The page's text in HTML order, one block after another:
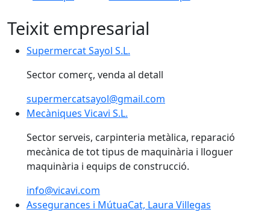
Teixit empresarial
Supermercat Sayol S.L.
Sector comerç, venda al detall
supermercatsayol@gmail.com
Mecàniques Vicavi S.L.
Sector serveis, carpinteria metàlica, reparació
mecànica de tot tipus de maquinària i lloguer
maquinària i equips de construcció.
info@vicavi.com
Assegurances i MútuaCat, Laura Villegas